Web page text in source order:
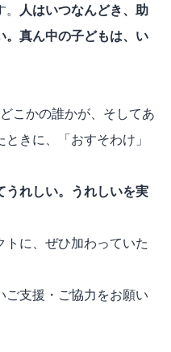
人はいつなんどき、助
。真ん中の子どもは、い
こかの誰かが、そしてあ
きに、「おすそわけ」
うれしい。うれしいを実
に、ぜひ加わっていた
ご支援・ご協力をお願い